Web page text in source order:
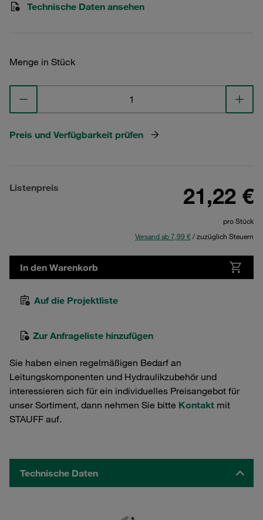
Technische Daten ansehen
Menge in Stück
Preis und Verfügbarkeit prüfen
Listenpreis 21,22 €
pro Stück
Versand ab 7,99 €/ zuzüglich Steuern
In den Warenkorb
Auf die Projektliste
Zur Anfrageliste hinzufügen
Sie haben einen regelmäßigen Bedarf an
Leitungskomponenten und Hydraulikzubehör und
interessieren sich für ein individuelles Preisangebot für
unser Sortiment, dann nehmen Sie bitte Kontakt mit
STAUFF auf.
Technische Daten